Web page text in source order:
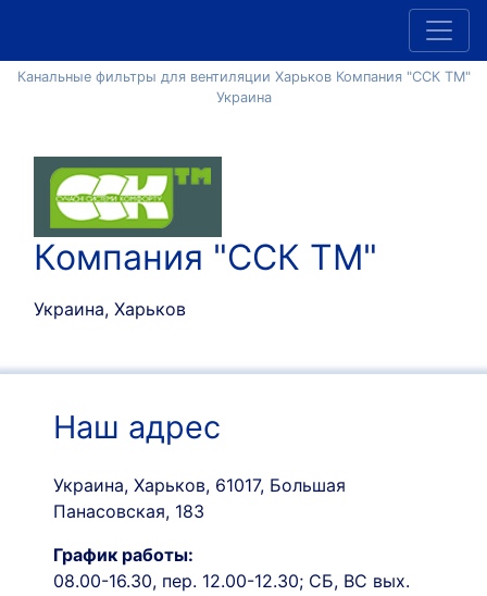
Канальные фильтры для вентиляции Харьков Компания "ССК ТМ"
Украина
Компания "ССК ТМ"
Украина, Харьков
Наш адрес
Украина, Харьков, 61017, Большая
Панасовская, 183
График работы:
08.00-16.30, пер. 12.00-12.30; СБ, ВС вых.